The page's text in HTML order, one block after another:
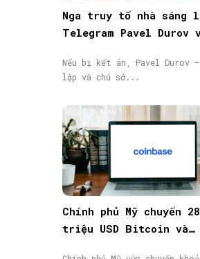
Nga truy tố nhà sáng
Telegram Pavel Durov
lệnh truy nã quốc tế
Nếu bị kết án, Pavel Durov –
lập và chủ sở...
Chính phủ Mỹ chuyển
triệu USD Bitcoin và